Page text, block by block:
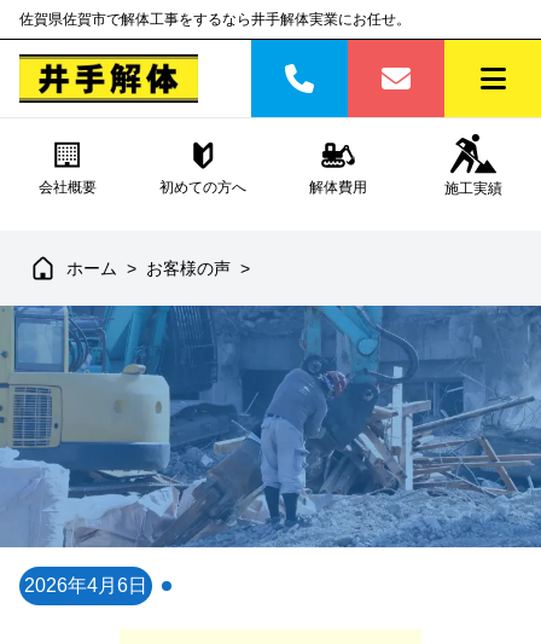
佐賀県佐賀市で解体工事をするなら井手解体実業にお任せ。
会社概要 初めての方へ 解体費用 施工実績
ホーム > お客様の声 >
2026年4月6日